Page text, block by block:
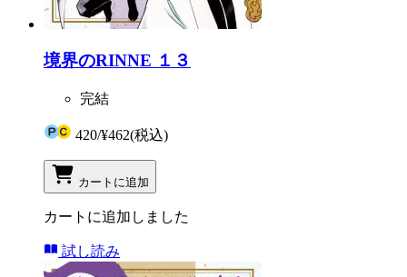
境界のRINNE １３
完結
420/¥462(税込)
カートに追加
カートに追加しました
試し読み